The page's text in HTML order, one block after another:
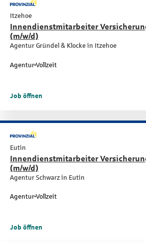
Itzehoe
Innendienstmitarbeiter
(m/w/d)
Agentur Gründel & Klocke in Itzehoe
Agentur Vollzeit
Job öffnen
Eutin
Innendienstmitarbeiter
(m/w/d)
Agentur Schwarz in Eutin
Agentur Vollzeit
Job öffnen